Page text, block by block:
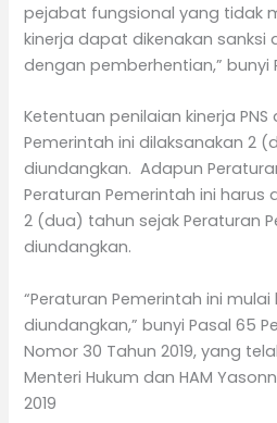
pejabat fungsional yang tidak
kinerja dapat dikenakan sanksi
dengan pemberhentian,” bunyi
Ketentuan penilaian kinerja
Pemerintah ini dilaksanakan 2
diundangkan. Adapun
Peraturan Pemerintah ini
2 (dua) tahun sejak Peraturan
diundangkan.
“Peraturan Pemerintah ini
diundangkan,” bunyi Pasal 65
Nomor 30 Tahun 2019, yang
Menteri Hukum dan HAM
2019